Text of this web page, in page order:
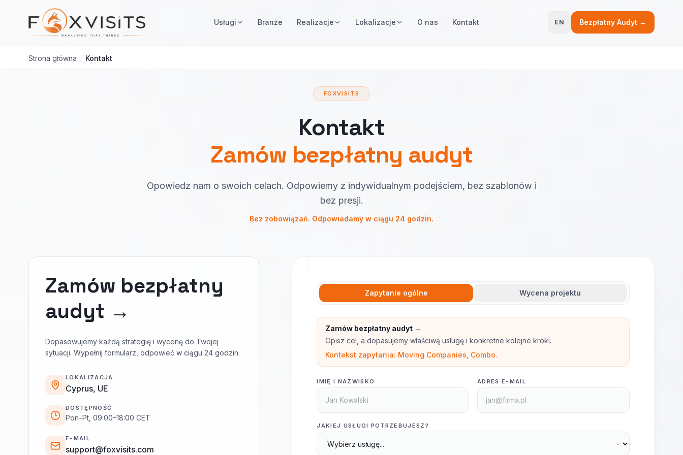
Przejdź do treści głównej
Usługi Branże Realizacje Lokalizacje O nas Kontakt EN Bezpłatny Audyt →
Strona główna / Kontakt
FOXVISITS
Kontakt
Zamów bezpłatny audyt
Opowiedz nam o swoich celach. Odpowiemy z indywidualnym podejściem, bez szablonów i
bez presji.
Bez zobowiązań. Odpowiadamy w ciągu 24 godzin.
Zamów bezpłatny
audyt →
Dopasowujemy każdą strategię i wycenę do Twojej
sytuacji. Wypełnij formularz, odpowieć w ciągu 24 godzin.
LOKALIZACJA
Cyprus, UE
DOSTĘPNOŚĆ
Pon–Pt, 09:00–18:00 CET
E-MAIL
support@foxvisits.com
Zapytanie ogólne Wycena projektu
Zamów bezpłatny audyt →
Opisz cel, a dopasujemy właściwą usługę i konkretne kolejne kroki.
Kontekst zapytania: Moving Companies, Combo.
IMIĘ I NAZWISKO ADRES E-MAIL
JAKIEJ USŁUGI POTRZEBUJESZ?